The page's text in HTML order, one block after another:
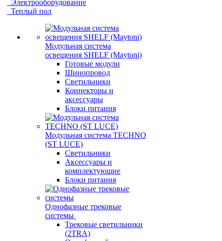
Электрооборудование
Теплый пол
Модульная система
освещения SHELF (Maytoni)
Готовые модули
Шинопровод
Светильники
Коннекторы и
аксессуары
Блоки питания
Модульная система TECHNO
(ST LUCE)
Светильники
Аксессуары и
комплектующие
Блоки питания
Однофазные трековые
системы
Трековые светильники
(2TRA)